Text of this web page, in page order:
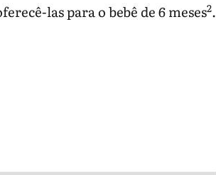
las para o bebê de 6 meses2.